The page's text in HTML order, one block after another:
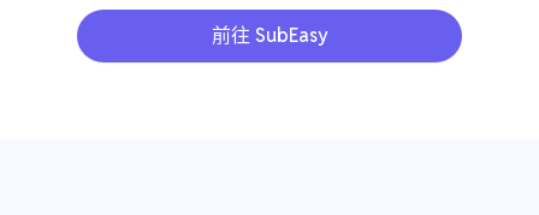
前往 SubEasy